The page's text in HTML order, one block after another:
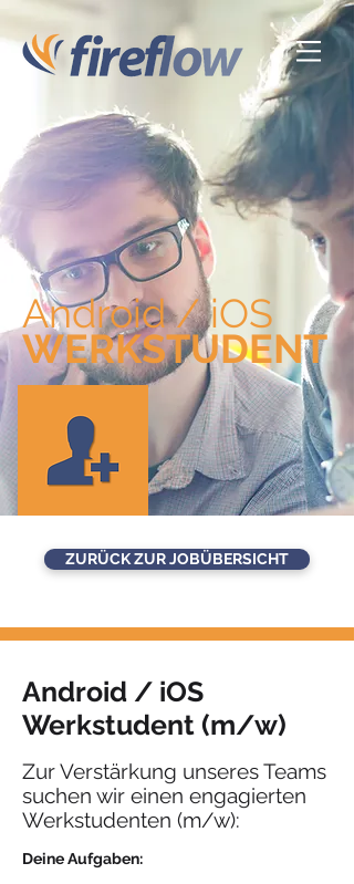
Android / iOS
WERKSTUDENT
ZURÜCK ZUR JOBÜBERSICHT
Android / iOS
Werkstudent (m/w)
Zur Verstärkung unseres Teams
suchen wir einen engagierten
Werkstudenten (m/w):
Deine Aufgaben: